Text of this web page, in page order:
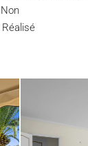
Non
Réalisé